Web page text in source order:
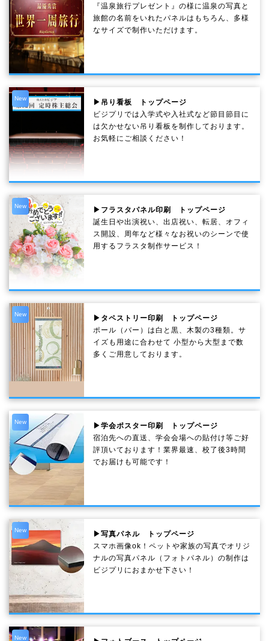
『温泉旅行プレゼント』の様に温泉の写真と
旅館の名前をいれたパネルはもちろん、多様
なサイズで制作いただけます。
New
▶吊り看板 トップページ
ビジプリでは入学式や入社式など節目節目に
は欠かせない吊り看板を制作しております。
お気軽にご相談ください！
New
▶フラスタパネル印刷 トップページ
誕生日や出演祝い、出店祝い、転居、オフィ
ス開設、周年など様々なお祝いのシーンで使
用するフラスタ制作サービス！
New
▶タペストリー印刷 トップページ
ポール（バー）は白と黒、木製の3種類。サ
イズも用途に合わせて 小型から大型まで数
多くご用意しております。
New
▶学会ポスター印刷 トップページ
宿泊先への直送、学会会場への貼付け等ご好
評頂いております！業界最速、校了後3時間
でお届けも可能です！
New
▶写真パネル トップページ
スマホ画像ok！ペットや家族の写真でオリジ
ナルの写真パネル（フォトパネル）の制作は
ビジプリにおまかせ下さい！
New